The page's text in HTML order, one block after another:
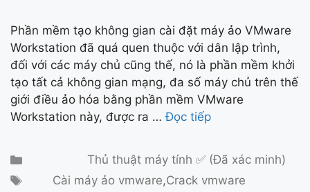
Phần mềm tạo không gian cài đặt máy ảo VMware
Workstation đã quá quen thuộc với dân lập trình,
đối với các máy chủ cũng thế, nó là phần mềm khởi
tạo tất cả không gian mạng, đa số máy chủ trên thế
giới điều ảo hóa bằng phần mềm VMware
Workstation này, được ra …Đọc tiếp
Danh mụcThủ thuật máy tính ✅ (Đã xác minh)
ThẻCài máy ảo vmware,Crack vmware